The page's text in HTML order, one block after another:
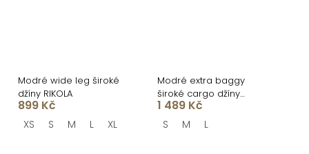
Modré wide leg široké
džíny RIKOLA
899 Kč
XS S M L XL
Modré extra baggy
široké cargo džíny
BELLANA
1 489 Kč
S M L